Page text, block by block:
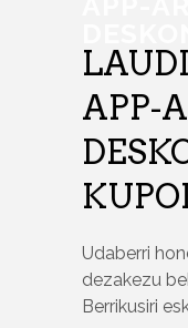
APP-
Udaberri
dezakezu
Berrikusiri